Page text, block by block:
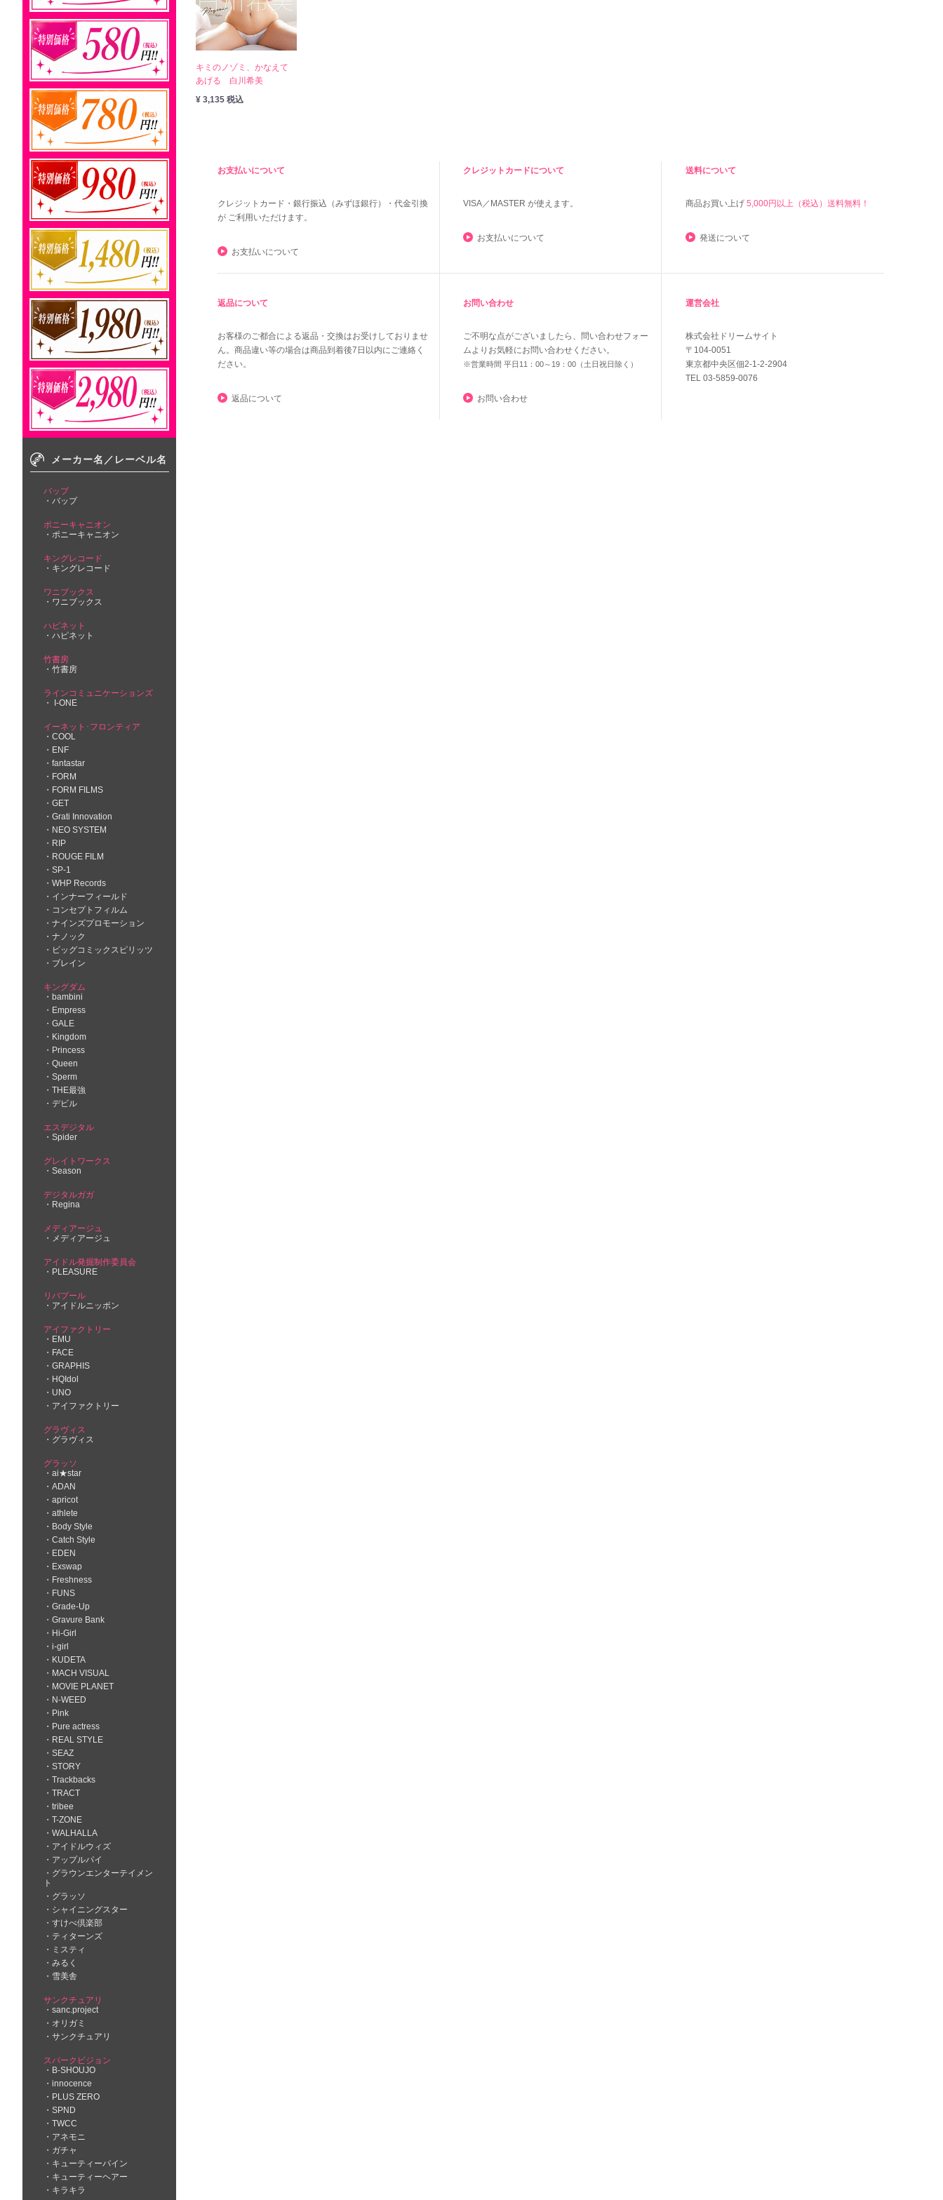
メーカー名／レーベル名
バップ
バップ
ポニーキャニオン
ポニーキャニオン
キングレコード
キングレコード
ワニブックス
ワニブックス
ハピネット
ハピネット
竹書房
竹書房
ラインコミュニケーションズ
I-ONE
イーネット･フロンティア
COOL
ENF
fantastar
FORM
FORM FILMS
GET
Grati Innovation
NEO SYSTEM
RIP
ROUGE FILM
SP-1
WHP Records
インナーフィールド
コンセプトフィルム
ナインズプロモーション
ナノック
ビッグコミックスピリッツ
ブレイン
キングダム
bambini
Empress
GALE
Kingdom
Princess
Queen
Sperm
THE最強
デビル
エスデジタル
Spider
グレイトワークス
Season
デジタルガガ
Regina
メディアージュ
メディアージュ
アイドル発掘制作委員会
PLEASURE
リバプール
アイドルニッポン
アイファクトリー
EMU
FACE
GRAPHIS
HQIdol
UNO
アイファクトリー
グラヴィス
グラヴィス
グラッソ
ai★star
ADAN
apricot
athlete
Body Style
Catch Style
EDEN
Exswap
Freshness
FUNS
Grade-Up
Gravure Bank
Hi-Girl
i-girl
KUDETA
MACH VISUAL
MOVIE PLANET
N-WEED
Pink
Pure actress
REAL STYLE
SEAZ
STORY
Trackbacks
TRACT
tribee
T-ZONE
WALHALLA
アイドルウィズ
アップルパイ
グラウンエンターテイメン
ト
グラッソ
シャイニングスター
すけべ倶楽部
ティターンズ
ミスティ
みるく
雪美舎
サンクチュアリ
sanc.project
オリガミ
サンクチュアリ
スパークビジョン
B-SHOUJO
innocence
PLUS ZERO
SPND
TWCC
アネモニ
ガチャ
キューティーパイン
キューティーヘアー
キラキラ
キミのノゾミ、かなえて
あげる 白川希美
¥ 3,135 税込
お支払いについて
クレジットカード・銀行振込（みずほ銀行）・代金引換
が ご利用いただけます。
お支払いについて
クレジットカードについて
VISA／MASTER が使えます。
お支払いについて
送料について
商品お買い上げ 5,000円以上（税込）送料無料！
発送について
返品について
お客様のご都合による返品・交換はお受けしておりませ
ん。商品違い等の場合は商品到着後7日以内にご連絡く
ださい。
返品について
お問い合わせ
ご不明な点がございましたら、問い合わせフォー
ムよりお気軽にお問い合わせください。
※営業時間 平日11：00～19：00（土日祝日除く）
お問い合わせ
運営会社
株式会社ドリームサイト
〒104-0051
東京都中央区佃2-1-2-2904
TEL 03-5859-0076